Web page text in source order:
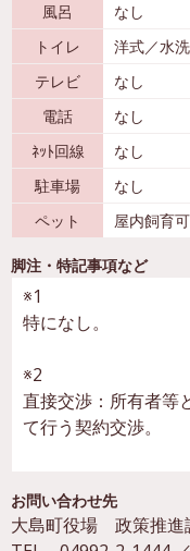
風呂
なし
トイレ
洋式／水
テレビ
なし
電話
なし
ﾈｯﾄ回線
なし
駐車場
なし
ペット
屋内飼育可
脚注・特記事項など
※1
特になし。
※2
直接交渉：所有者等
て行う契約交渉。
お問い合わせ先
大島町役場 政策推